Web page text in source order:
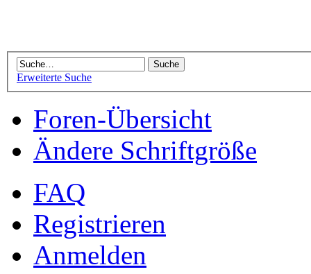
Erweiterte Suche
Foren-Übersicht
Ändere Schriftgröße
FAQ
Registrieren
Anmelden